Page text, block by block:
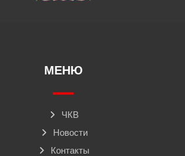
МЕНЮ
ЧКВ
Новости
Контакты